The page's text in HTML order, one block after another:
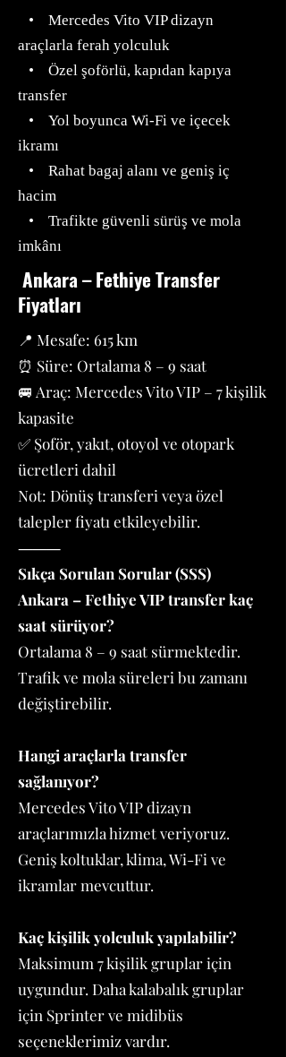
• Mercedes Vito VIP dizayn
araçlarla ferah yolculuk
• Özel şoförlü, kapıdan kapıya
transfer
• Yol boyunca Wi-Fi ve içecek
ikramı
• Rahat bagaj alanı ve geniş iç
hacim
• Trafikte güvenli sürüş ve mola
imkânı
Ankara – Fethiye Transfer
Fiyatları
📍 Mesafe: 615 km
⏰ Süre: Ortalama 8 – 9 saat
🚐 Araç: Mercedes Vito VIP – 7 kişilik
kapasite
✅ Şoför, yakıt, otoyol ve otopark
ücretleri dahil
Not: Dönüş transferi veya özel
talepler fiyatı etkileyebilir.
⸻
Sıkça Sorulan Sorular (SSS)
Ankara – Fethiye VIP transfer kaç
saat sürüyor?
Ortalama 8 – 9 saat sürmektedir.
Trafik ve mola süreleri bu zamanı
değiştirebilir.
Hangi araçlarla transfer
sağlanıyor?
Mercedes Vito VIP dizayn
araçlarımızla hizmet veriyoruz.
Geniş koltuklar, klima, Wi-Fi ve
ikramlar mevcuttur.
Kaç kişilik yolculuk yapılabilir?
Maksimum 7 kişilik gruplar için
uygundur. Daha kalabalık gruplar
için Sprinter ve midibüs
seçeneklerimiz vardır.